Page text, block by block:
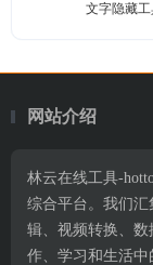
文字隐藏工
网站介绍
林云在线工具-
综合平台。我们
辑、视频转换、
作、学习和生活